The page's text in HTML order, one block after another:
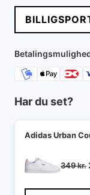
pris
var:
599
Har du set?
Adidas Urban
349kr.